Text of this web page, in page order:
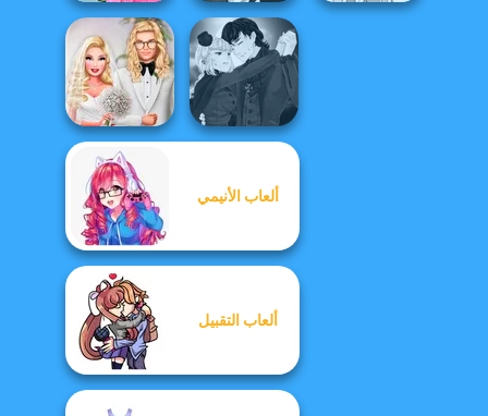
School
Popularity
Challenge
Manga Creator
Vampire Hunter
P...
Babs' Spring
Wedding
Manga Creator
Vampire Hunter
ألعاب الأنيمي
ألعاب التقبيل